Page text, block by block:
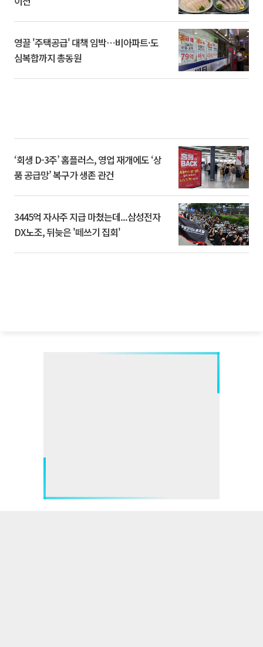
영끌 '주택공급' 대책 임박⋯비아파트·도
심복합까지 총동원
‘회생 D-3주’ 홈플러스, 영업 재개에도 ‘상
품 공급망’ 복구가 생존 관건
3445억 자사주 지급 마쳤는데...삼성전자
DX노조, 뒤늦은 '떼쓰기 집회'